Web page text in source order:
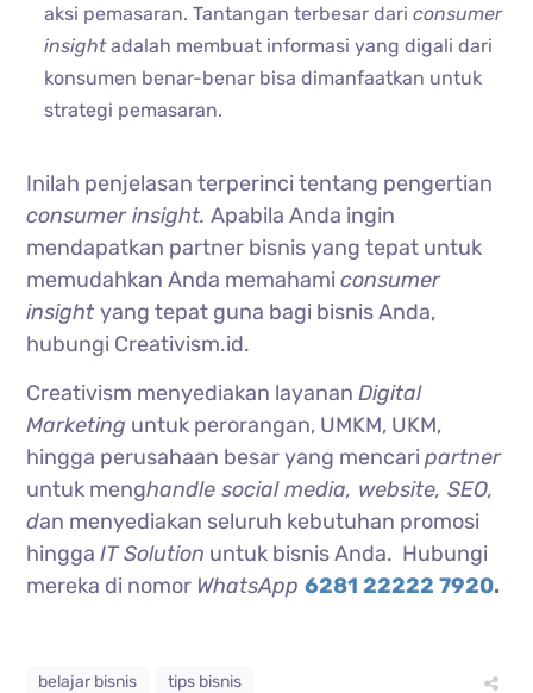
aksi pemasaran. Tantangan terbesar dariconsumer
insightadalah membuat informasi yang digali dari
konsumen benar-benar bisa dimanfaatkan untuk
strategi pemasaran.
Inilah penjelasan terperinci tentang pengertian
consumer insight.Apabila Anda ingin
mendapatkan partner bisnis yang tepat untuk
memudahkan Anda memahamiconsumer
insightyang tepat guna bagi bisnis Anda,
hubungi Creativism.id.
Creativism menyediakan layananDigital
Marketing untuk perorangan, UMKM, UKM,
hingga perusahaan besar yang mencaripartner
untuk menghandle social media, website, SEO,
dan menyediakan seluruh kebutuhan promosi
hinggaIT Solution untuk bisnis Anda. Hubungi
mereka di nomor WhatsApp6281 22222 7920.
belajar bisnis
tips bisnis